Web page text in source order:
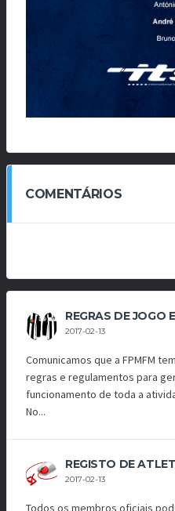
COMENTÁRIOS
REGRAS DE JOGO
2017-02-13
Comunicamos que a FPMFM
regras e regulamentos para
funcionamento de toda a
No...
REGISTO DE
2017-02-13
Todos os membros oficiais